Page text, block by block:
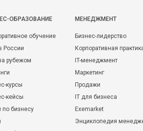
ОБРАЗОВАНИЕ
обучение
России
рубежом
курсы
кейсы
по бизнесу
МЕНЕДЖМЕНТ
Бизнес-лидерство
Корпоративная
IT-менеджмент
Маркетинг
Продажи
IT для бизнеса
Exemarket
Энциклопедия